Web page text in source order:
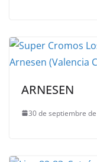
ARNESEN
30 de septiembre